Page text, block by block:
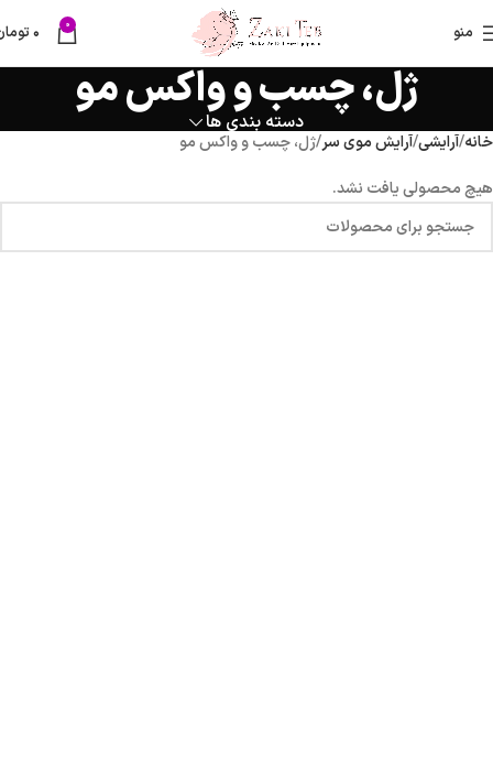
منو 0 ۰
ژل، چسب و واکس مو
دسته بندی ها
خانه آرایشی آرایش موی سر ژل، چسب و واکس مو
هیچ محصولی یافت نشد.